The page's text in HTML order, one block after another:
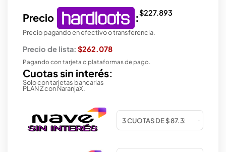
Precio :$227.893
Precio pagando en efectivo o transferencia.
Precio de lista: $262.078
Pagando con tarjeta o plataformas de pago.
Cuotas sin interés:
Solo con tarjetas bancarias
PLAN Z con NaranjaX.